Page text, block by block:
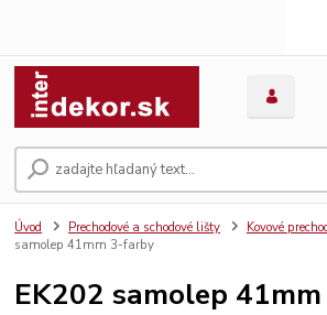
Úvod Prechodové a schodové lišty Kovové
samolep 41mm 3-farby
EK202 samolep